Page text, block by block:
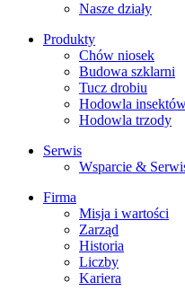
Nasze działy
Produkty
Chów niosek
Budowa szklarni
Tucz drobiu
Hodowla
Hodowla trzody
Serwis
Wsparcie &
Firma
Misja i wartości
Zarząd
Historia
Liczby
Kariera